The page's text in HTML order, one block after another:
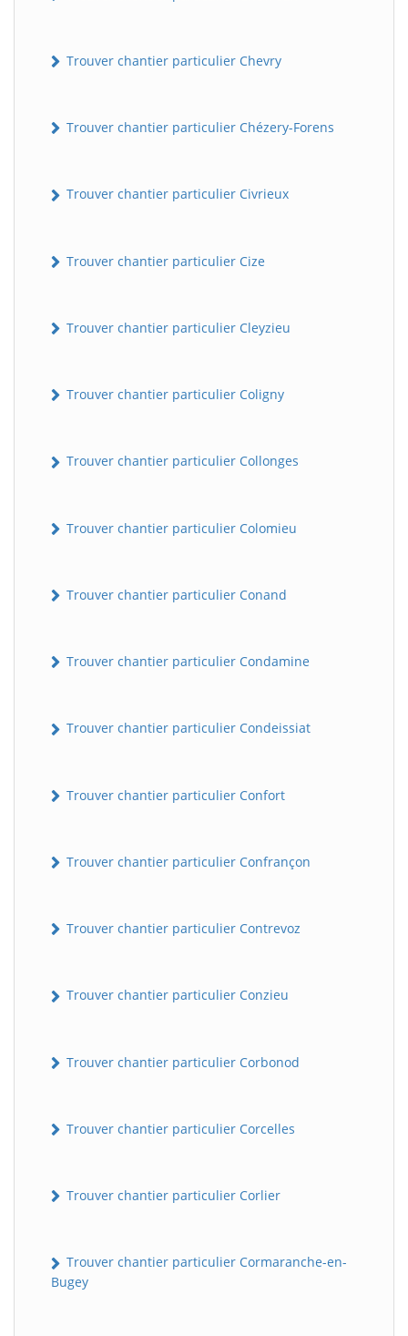
Trouver chantier particulier Chevry
Trouver chantier particulier Chézery-Forens
Trouver chantier particulier Civrieux
Trouver chantier particulier Cize
Trouver chantier particulier Cleyzieu
Trouver chantier particulier Coligny
Trouver chantier particulier Collonges
Trouver chantier particulier Colomieu
Trouver chantier particulier Conand
Trouver chantier particulier Condamine
Trouver chantier particulier Condeissiat
Trouver chantier particulier Confort
Trouver chantier particulier Confrançon
Trouver chantier particulier Contrevoz
Trouver chantier particulier Conzieu
Trouver chantier particulier Corbonod
Trouver chantier particulier Corcelles
Trouver chantier particulier Corlier
Trouver chantier particulier Cormaranche-en-
Bugey